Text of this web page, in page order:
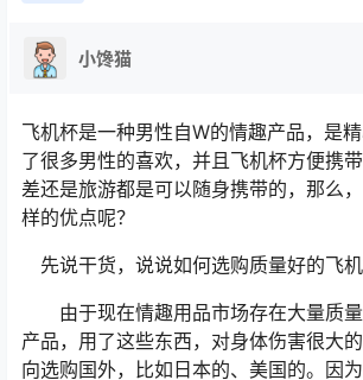
小馋猫
飞机杯是一种男性自W的情趣产品，是
了很多男性的喜欢，并且飞机杯方便携
差还是旅游都是可以随身携带的，那么
样的优点呢？
先说干货，说说如何选购质量好的飞
由于现在情趣用品市场存在大量质量
产品，用了这些东西，对身体伤害很大
向选购国外，比如日本的、美国的。因